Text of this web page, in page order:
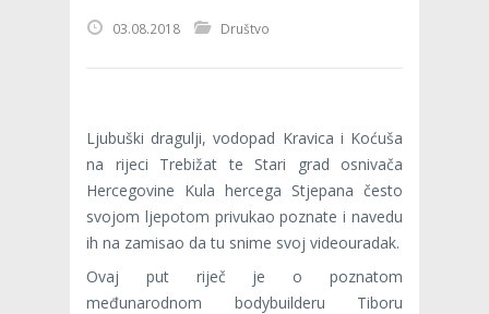
03.08.2018 Društvo
Ljubuški dragulji, vodopad Kravica i Koćuša
na rijeci Trebižat te Stari grad osnivača
Hercegovine Kula hercega Stjepana često
svojom ljepotom privukao poznate i navedu
ih na zamisao da tu snime svoj videouradak.
Ovaj put riječ je o poznatom
međunarodnom bodybuilderu Tiboru